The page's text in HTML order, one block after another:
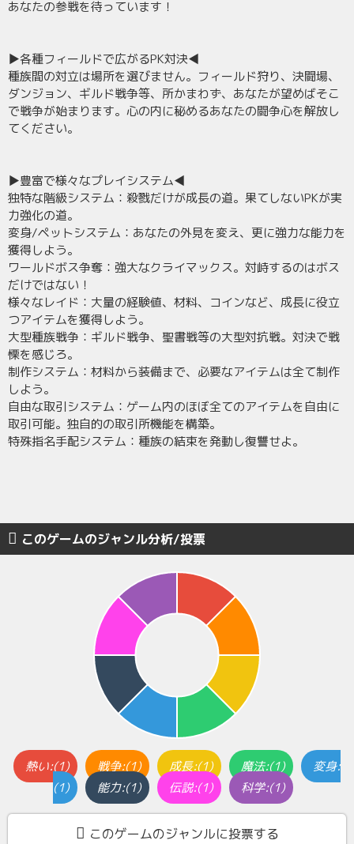
あなたの参戦を待っています！
▶各種フィールドで広がるPK対決◀
種族間の対立は場所を選びません。フィールド狩り、決闘場、
ダンジョン、ギルド戦争等、所かまわず、あなたが望めばそこ
で戦争が始まります。心の内に秘めるあなたの闘争心を解放し
てください。
▶豊富で様々なプレイシステム◀
独特な階級システム：殺戮だけが成長の道。果てしないPKが実
力強化の道。
変身/ペットシステム：あなたの外見を変え、更に強力な能力を
獲得しよう。
ワールドボス争奪：強大なクライマックス。対峙するのはボス
だけではない！
様々なレイド：大量の経験値、材料、コインなど、成長に役立
つアイテムを獲得しよう。
大型種族戦争：ギルド戦争、聖書戦等の大型対抗戦。対決で戦
慄を感じろ。
制作システム：材料から装備まで、必要なアイテムは全て制作
しよう。
自由な取引システム：ゲーム内のほぼ全てのアイテムを自由に
取引可能。独自的の取引所機能を構築。
特殊指名手配システム：種族の結束を発動し復讐せよ。
このゲームのジャンル分析/投票
熱い:(1) 戦争:(1) 成長:(1) 魔法:(1)
変身:
(1)
能力:(1) 伝説:(1) 科学:(1)
このゲームのジャンルに投票する